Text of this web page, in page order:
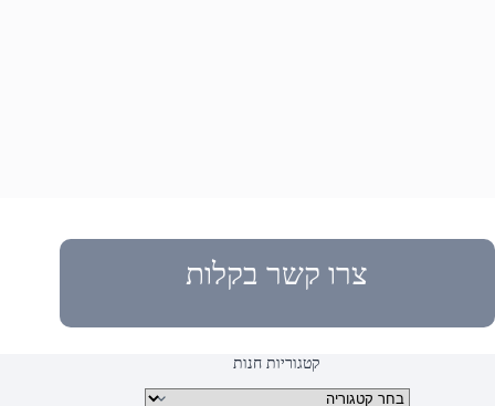
צרו קשר בקלות
קטגוריות חנות
קטגוריות מוצרים